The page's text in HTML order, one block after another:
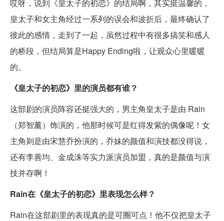
哎呀，说到《皇太子的初恋》的结局啊，其实挺温馨的，
皇太子和女主角经过一系列的误会和波折后，最终确认了
彼此的感情，走到了一起，虽然过程中有很多搞笑和感人
的桥段，但结局算是Happy Ending啦，让观众心里暖暖
的。
《皇太子的初恋》里的演员都有谁？
这部剧的演员阵容还挺强大的，男主角皇太子是由 Rain
（郑智薰）饰演的，他那时候可是红得发紫的偶像呢！女
主角则是由宋慧乔扮演的，乔妹的颜值和演技都没得说，
还有李善均、金成洙等实力派演员加盟，真的是颜值与演
技并存啊！
Rain在《皇太子的初恋》里表现怎么样？
Rain在这部剧里的表现真的是可圈可点！他不仅把皇太子